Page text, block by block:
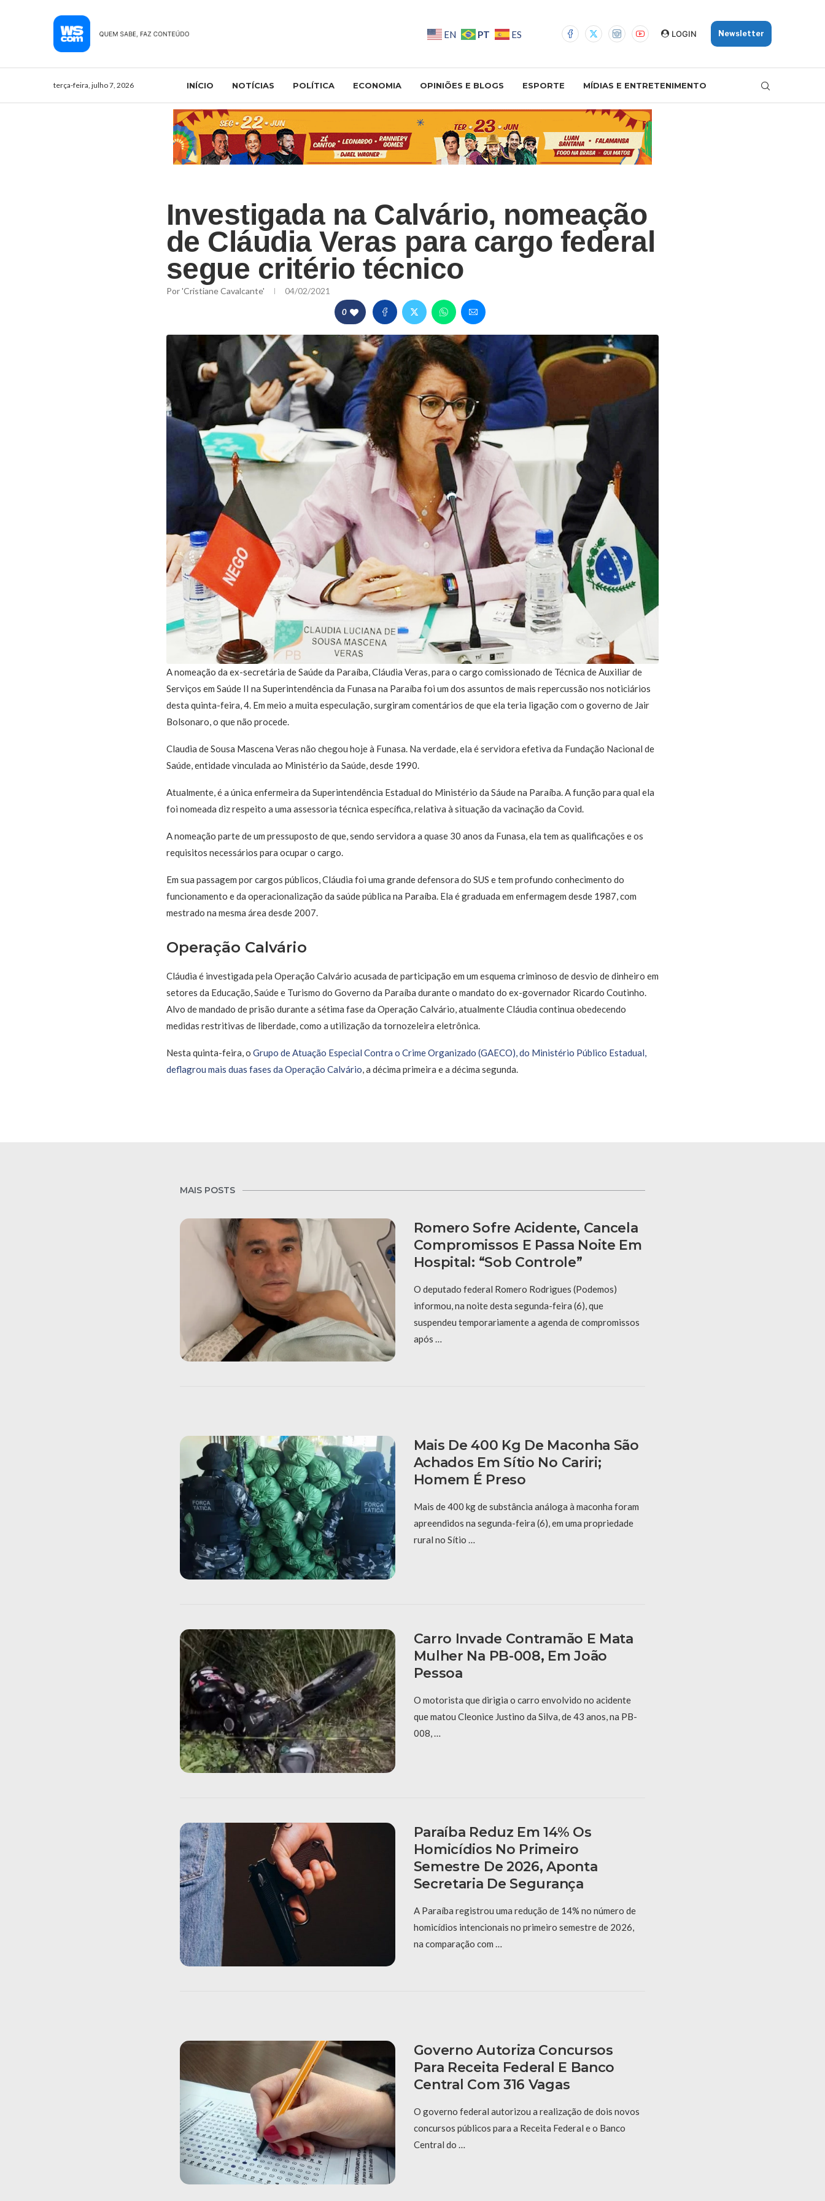
EN PT ES LOGIN Newsletter
terça-feira, julho 7, 2026 INÍCIO NOTÍCIAS POLÍTICA ECONOMIA OPINIÕES E BLOGS ESPORTE MÍDIAS E ENTRETENIMENTO
Investigada na Calvário, nomeação
de Cláudia Veras para cargo federal
segue critério técnico
Por'Cristiane Cavalcante' 04/02/2021
0
A nomeação da ex-secretária de Saúde da Paraíba, Cláudia Veras, para o cargo comissionado de Técnica de Auxiliar de
Serviços em Saúde II na Superintendência da Funasa na Paraíba foi um dos assuntos de mais repercussão nos noticiários
desta quinta-feira, 4. Em meio a muita especulação, surgiram comentários de que ela teria ligação com o governo de Jair
Bolsonaro, o que não procede.
Claudia de Sousa Mascena Veras não chegou hoje à Funasa. Na verdade, ela é servidora efetiva da Fundação Nacional de
Saúde, entidade vinculada ao Ministério da Saúde, desde 1990.
Atualmente, é a única enfermeira da Superintendência Estadual do Ministério da Sáude na Paraíba. A função para qual ela
foi nomeada diz respeito a uma assessoria técnica específica, relativa à situação da vacinação da Covid.
A nomeação parte de um pressuposto de que, sendo servidora a quase 30 anos da Funasa, ela tem as qualificações e os
requisitos necessários para ocupar o cargo.
Em sua passagem por cargos públicos, Cláudia foi uma grande defensora do SUS e tem profundo conhecimento do
funcionamento e da operacionalização da saúde pública na Paraíba. Ela é graduada em enfermagem desde 1987, com
mestrado na mesma área desde 2007.
Operação Calvário
Cláudia é investigada pela Operação Calvário acusada de participação em um esquema criminoso de desvio de dinheiro em
setores da Educação, Saúde e Turismo do Governo da Paraíba durante o mandato do ex-governador Ricardo Coutinho.
Alvo de mandado de prisão durante a sétima fase da Operação Calvário, atualmente Cláudia continua obedecendo
medidas restritivas de liberdade, como a utilização da tornozeleira eletrônica.
Nesta quinta-feira, o Grupo de Atuação Especial Contra o Crime Organizado (GAECO), do Ministério Público Estadual,
deflagrou mais duas fases da Operação Calvário , a décima primeira e a décima segunda.
MAIS POSTS
Romero Sofre Acidente, Cancela
Compromissos E Passa Noite Em
Hospital: “Sob Controle”
O deputado federal Romero Rodrigues (Podemos)
informou, na noite desta segunda-feira (6), que
suspendeu temporariamente a agenda de compromissos
após …
Mais De 400 Kg De Maconha São
Achados Em Sítio No Cariri;
Homem É Preso
Mais de 400 kg de substância análoga à maconha foram
apreendidos na segunda-feira (6), em uma propriedade
rural no Sítio …
Carro Invade Contramão E Mata
Mulher Na PB-008, Em João
Pessoa
O motorista que dirigia o carro envolvido no acidente
que matou Cleonice Justino da Silva, de 43 anos, na PB-
008, …
Paraíba Reduz Em 14% Os
Homicídios No Primeiro
Semestre De 2026, Aponta
Secretaria De Segurança
A Paraíba registrou uma redução de 14% no número de
homicídios intencionais no primeiro semestre de 2026,
na comparação com …
Governo Autoriza Concursos
Para Receita Federal E Banco
Central Com 316 Vagas
O governo federal autorizou a realização de dois novos
concursos públicos para a Receita Federal e o Banco
Central do …